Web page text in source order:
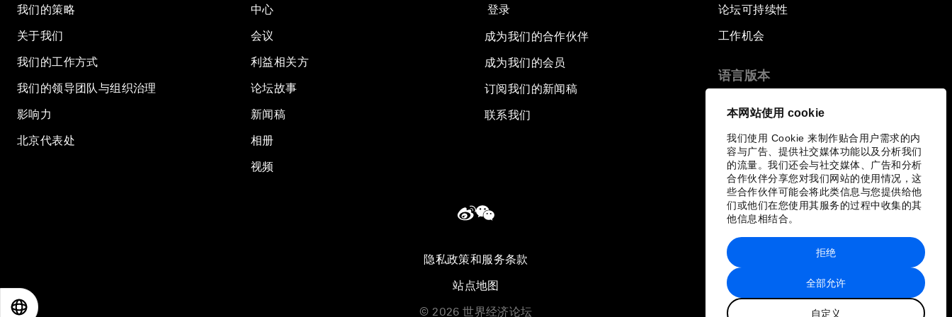
本网站使用 cookie
我们使用 Cookie 来制作贴合用户需求的内
容与广告、提供社交媒体功能以及分析我们
的流量。我们还会与社交媒体、广告和分析
合作伙伴分享您对我们网站的使用情况，这
些合作伙伴可能会将此类信息与您提供给他
们或他们在您使用其服务的过程中收集的其
他信息相结合。
全部允许
自定义
拒绝
我们的策略
关于我们
我们的工作方式
我们的领导团队与组织治理
影响力
北京代表处
中心
会议
利益相关方
论坛故事
新闻稿
相册
视频
登录
成为我们的合作伙伴
成为我们的会员
订阅我们的新闻稿
联系我们
论坛可持续性
工作机会
语言版本
隐私政策和服务条款
站点地图
© 2026 世界经济论坛